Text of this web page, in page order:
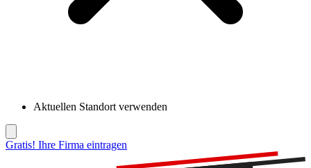
Aktuellen Standort verwenden
Gratis! Ihre Firma eintragen